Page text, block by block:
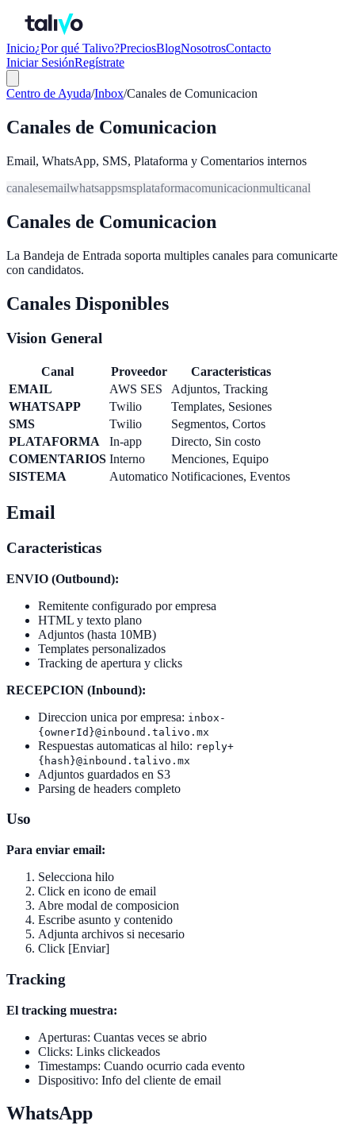
Inicio¿Por qué Talivo?PreciosBlogNosotrosContacto
Iniciar SesiónRegístrate
Centro de Ayuda/Inbox/Canales de Comunicacion
Canales de Comunicacion
Email, WhatsApp, SMS, Plataforma y Comentarios internos
canalesemailwhatsappsmsplataformacomunicacionmulticanal
Canales de Comunicacion
La Bandeja de Entrada soporta multiples canales para comunicarte
con candidatos.
Canales Disponibles
Vision General
Canal Proveedor
Caracteristicas
EMAIL
AWS SES
Adjuntos, Tracking
WHATSAPP
Twilio
Templates, Sesiones
SMS
Twilio
Segmentos, Cortos
PLATAFORMA
In-app
Directo, Sin costo
COMENTARIOS Interno
Menciones, Equipo
SISTEMA
Automatico Notificaciones, Eventos
Email
Caracteristicas
ENVIO (Outbound):
Remitente configurado por empresa
HTML y texto plano
Adjuntos (hasta 10MB)
Templates personalizados
Tracking de apertura y clicks
RECEPCION (Inbound):
Direccion unica por empresa: inbox-
{ownerId}@inbound.talivo.mx
Respuestas automaticas al hilo: reply+
{hash}@inbound.talivo.mx
Adjuntos guardados en S3
Parsing de headers completo
Uso
Para enviar email:
Selecciona hilo
Click en icono de email
Abre modal de composicion
Escribe asunto y contenido
Adjunta archivos si necesario
Click [Enviar]
Tracking
El tracking muestra:
Aperturas: Cuantas veces se abrio
Clicks: Links clickeados
Timestamps: Cuando ocurrio cada evento
Dispositivo: Info del cliente de email
WhatsApp